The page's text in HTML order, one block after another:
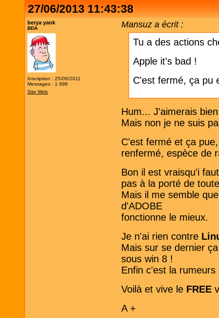
27/06/2013 11:43:38
berya yank
BDA
Inscription : 25/06/2011
Messages : 1 696
Site Web
Mansuz a écrit :
Tu a des actions
Apple it's bad !
C'est fermé, ça pu
Hum... J'aimerais
Mais non je ne suis
C'est fermé et ça
renfermé, espèce de
Bon il est vraisqu'i
pas à la porté de
Mais il me semble
d'ADOBE
fonctionne le mieux.
Je n'ai rien contre
Mais sur se dernier
sous win 8 !
Enfin c'est la
Voilà et vive le FREE
A +